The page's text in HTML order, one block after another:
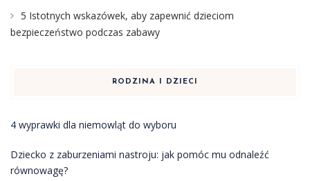
5 Istotnych wskazówek, aby zapewnić dzieciom
bezpieczeństwo podczas zabawy
RODZINA I DZIECI
4 wyprawki dla niemowląt do wyboru
Dziecko z zaburzeniami nastroju: jak pomóc mu odnaleźć
równowagę?